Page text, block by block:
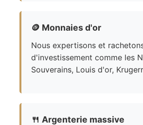
🪙 Monnaies d'or
Nous expertisons et
d'investissement comme les
Souverains, Louis d'or,
🍴 Argenterie massive